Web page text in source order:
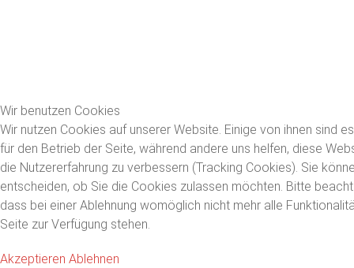
Wir benutzen Cookies
Wir nutzen Cookies auf unserer Website. Einige von ihnen sind
für den Betrieb der Seite, während andere uns helfen, diese
die Nutzererfahrung zu verbessern (Tracking Cookies). Sie
entscheiden, ob Sie die Cookies zulassen möchten. Bitte
dass bei einer Ablehnung womöglich nicht mehr alle
Seite zur Verfügung stehen.
Akzeptieren Ablehnen